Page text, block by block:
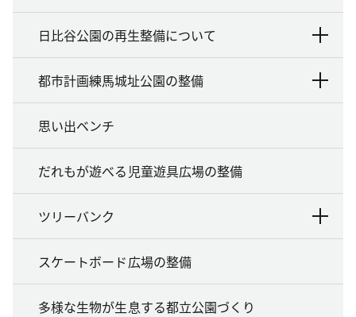
日比谷公園の再生整備について
都市計画練馬城址公園の整備
思い出ベンチ
だれもが遊べる児童遊具広場の整備
ツリーバンク
スケートボード広場の整備
多様な生物が生息する都立公園づくり